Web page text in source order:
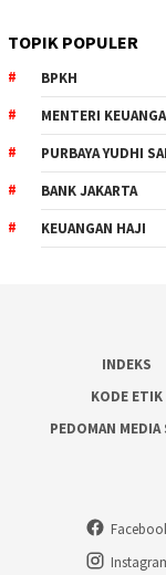
TOPIK POPULER
BPKH
MENTERI
PURBAYA YUDHI
BANK JAKARTA
KEUANGAN HAJI
INDEKS
KODE ETIK
PEDOMAN MEDIA